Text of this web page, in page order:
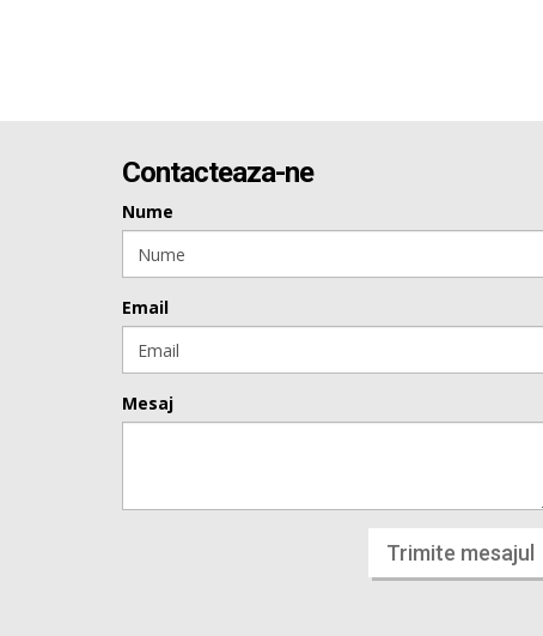
Contacteaza-ne
Nume
Email
Mesaj
Trimite mesajul